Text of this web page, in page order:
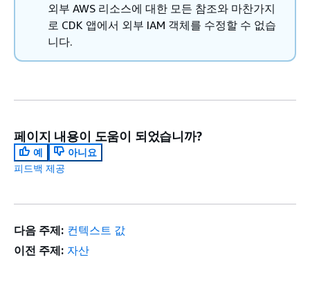
외부 AWS 리소스에 대한 모든 참조와 마찬가지
로 CDK 앱에서 외부 IAM 객체를 수정할 수 없습
니다.
페이지 내용이 도움이 되었습니까?
예
아니요
피드백 제공
다음 주제: 컨텍스트 값
이전 주제: 자산